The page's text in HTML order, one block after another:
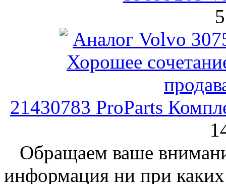
21430783 ProParts
Обращаем ваше
информация ни при каких